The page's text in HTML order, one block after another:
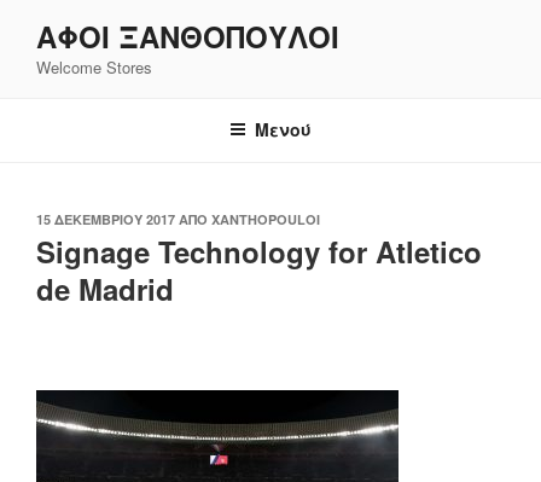
περιεχόμενο
ΑΦΟΙ ΞΑΝΘΌΠΟΥΛΟΙ
Welcome Stores
Μενού
ΔΗΜΟΣΙΕΎΤΗΚΕ
ΣΤΙΣ
15 ΔΕΚΕΜΒΡΊΟΥ 2017 ΑΠΌ XANTHOPOULOI
Signage Technology for Atletico
de Madrid